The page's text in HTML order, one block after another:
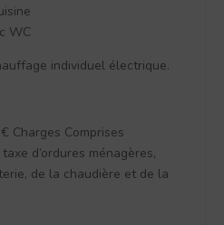
WC
individuel électrique.
Charges Comprises
d’ordures ménagères,
de la chaudière et de la